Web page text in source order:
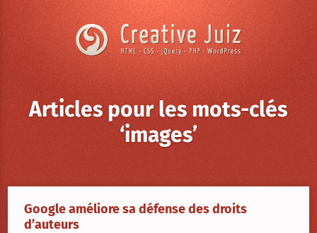
Articles pour les mots-clés
‘images’
Articles
Google améliore sa défense des droits
d’auteurs